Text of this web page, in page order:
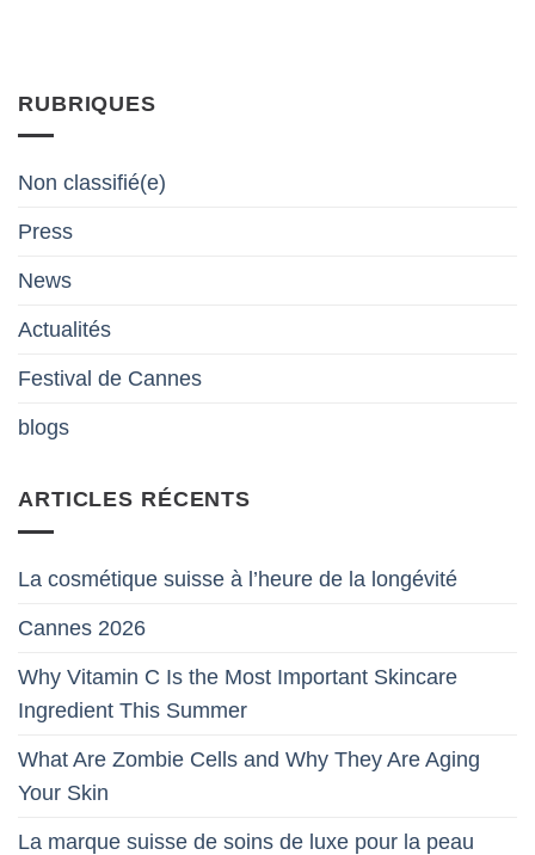
RUBRIQUES
Non classifié(e)
Press
News
Actualités
Festival de Cannes
blogs
ARTICLES RÉCENTS
La cosmétique suisse à l’heure de la longévité
Cannes 2026
Why Vitamin C Is the Most Important Skincare
Ingredient This Summer
What Are Zombie Cells and Why They Are Aging
Your Skin
La marque suisse de soins de luxe pour la peau